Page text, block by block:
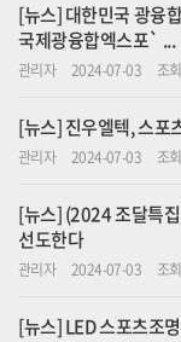
[뉴스] 대한민국 광융
국제광융합엑스포` ...
관리자 2024-07-03 조
[뉴스] 진우엘텍, 스포
관리자 2024-07-03 조
[뉴스] (2024 조달특
선도한다
관리자 2024-07-03 조
[뉴스] LED 스포츠조